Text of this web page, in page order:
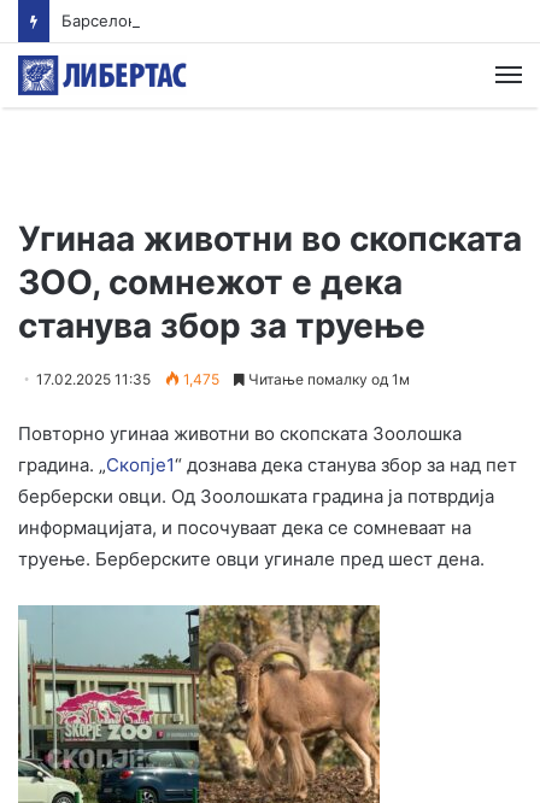
Угинаа животни во скопската
ЗОО, сомнежот е дека
станува збор за труење
17.02.2025 11:35 1,475 Читање помалку од 1м
Повторно угинаа животни во скопската Зоолошка
градина. „Скопје1“ дознава дека станува збор за над пет
берберски овци. Од Зоолошката градина ја потврдија
информацијата, и посочуваат дека се сомневаат на
труење. Берберските овци угинале пред шест дена.